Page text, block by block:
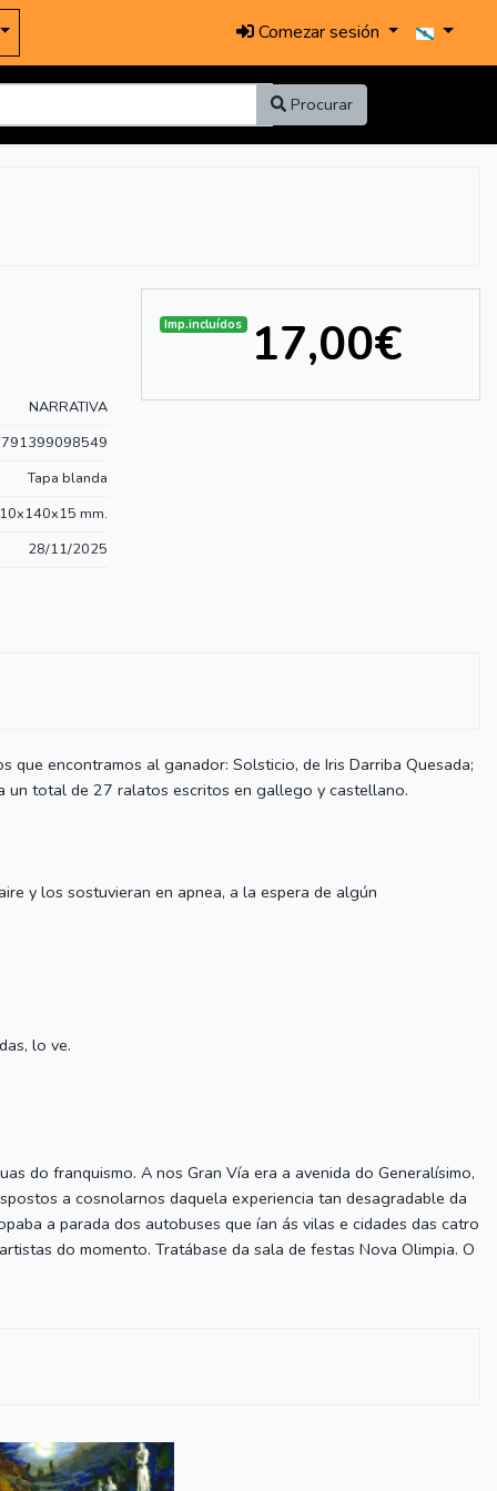
Comezar sesión
Procurar
NARRATIVA
Tapa blanda
mm.
28/11/2025
Imp.incluídos 17,00€
encontramos al ganador: Solsticio, de Iris Darriba Quesada;
un total de 27 ralatos escritos en gallego y castellano.
y los sostuvieran en apnea, a la espera de algún
lo ve.
do franquismo. A nos Gran Vía era a avenida do Generalísimo,
a cosnolarnos daquela experiencia tan desagradable da
a parada dos autobuses que ían ás vilas e cidades das catro
do momento. Tratábase da sala de festas Nova Olimpia. O